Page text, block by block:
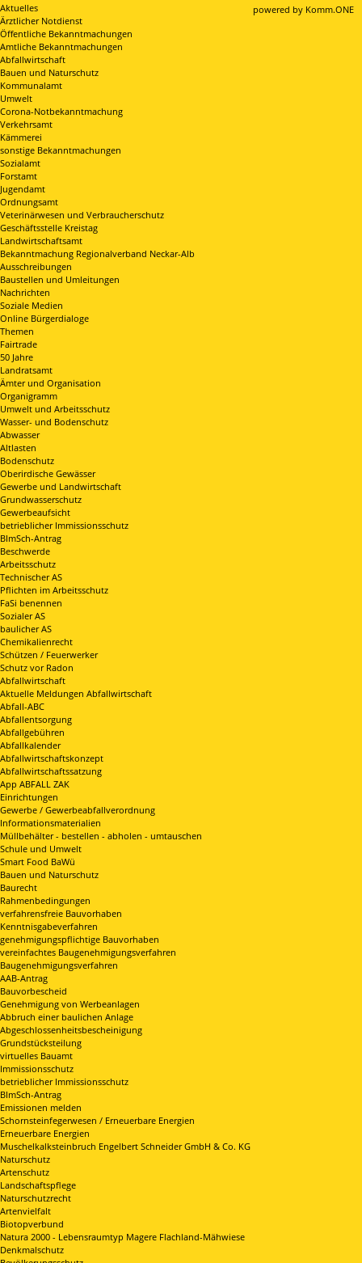
powered by Komm.ONE
Aktuelles
Ärztlicher Notdienst
Öffentliche Bekanntmachungen
Amtliche Bekanntmachungen
Abfallwirtschaft
Bauen und Naturschutz
Kommunalamt
Umwelt
Corona-Notbekanntmachung
Verkehrsamt
Kämmerei
sonstige Bekanntmachungen
Sozialamt
Forstamt
Jugendamt
Ordnungsamt
Veterinärwesen und Verbraucherschutz
Geschäftsstelle Kreistag
Landwirtschaftsamt
Bekanntmachung Regionalverband Neckar-Alb
Ausschreibungen
Baustellen und Umleitungen
Nachrichten
Soziale Medien
Online Bürgerdialoge
Themen
Fairtrade
50 Jahre
Landratsamt
Ämter und Organisation
Organigramm
Umwelt und Arbeitsschutz
Wasser- und Bodenschutz
Abwasser
Altlasten
Bodenschutz
Oberirdische Gewässer
Gewerbe und Landwirtschaft
Grundwasserschutz
Gewerbeaufsicht
betrieblicher Immissionsschutz
BImSch-Antrag
Beschwerde
Arbeitsschutz
Technischer AS
Pflichten im Arbeitsschutz
FaSi benennen
Sozialer AS
baulicher AS
Chemikalienrecht
Schützen / Feuerwerker
Schutz vor Radon
Abfallwirtschaft
Aktuelle Meldungen Abfallwirtschaft
Abfall-ABC
Abfallentsorgung
Abfallgebühren
Abfallkalender
Abfallwirtschaftskonzept
Abfallwirtschaftssatzung
App ABFALL ZAK
Einrichtungen
Gewerbe / Gewerbeabfallverordnung
Informationsmaterialien
Müllbehälter - bestellen - abholen - umtauschen
Schule und Umwelt
Smart Food BaWü
Bauen und Naturschutz
Baurecht
Rahmenbedingungen
verfahrensfreie Bauvorhaben
Kenntnisgabeverfahren
genehmigungspflichtige Bauvorhaben
vereinfachtes Baugenehmigungsverfahren
Baugenehmigungsverfahren
AAB-Antrag
Bauvorbescheid
Genehmigung von Werbeanlagen
Abbruch einer baulichen Anlage
Abgeschlossenheitsbescheinigung
Grundstücksteilung
virtuelles Bauamt
Immissionsschutz
betrieblicher Immissionsschutz
BImSch-Antrag
Emissionen melden
Schornsteinfegerwesen / Erneuerbare Energien
Erneuerbare Energien
Muschelkalksteinbruch Engelbert Schneider GmbH & Co. KG
Naturschutz
Artenschutz
Landschaftspflege
Naturschutzrecht
Artenvielfalt
Biotopverbund
Natura 2000 - Lebensraumtyp Magere Flachland-Mähwiese
Denkmalschutz